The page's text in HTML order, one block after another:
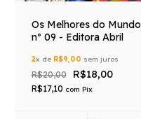
Os Melhores do Mundo
nº 09 - Editora Abril
2x de R$9,00 sem juros
R$20,00 R$18,00
R$17,10 com Pix